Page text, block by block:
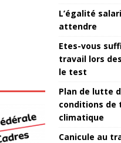
L’égalité
attendre
Etes-vous
travail lors
le test
Plan de lutte
conditions de
climatique
Canicule au